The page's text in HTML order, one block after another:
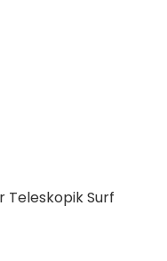
Teleskopik Surf